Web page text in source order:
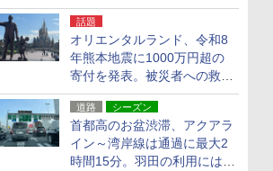
への迂回は料金調整を実施
話題
オリエンタルランド、令和8
年熊本地震に1000万円超の
寄付を発表。被災者への救援
活動・復旧支援
道路 シーズン
首都高のお盆渋滞、アクアラ
イン～湾岸線は通過に最大2
時間15分。羽田の利用には